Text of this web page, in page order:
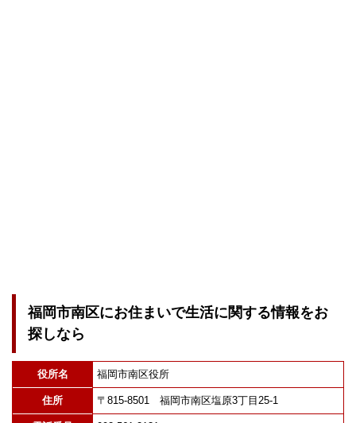
福岡市南区にお住まいで生活に関する情報をお
探しなら
役所名 福岡市南区役所
住所 〒815-8501 福岡市南区塩原3丁目25-1